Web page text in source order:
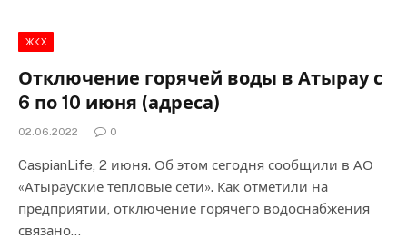
ЖКХ
Отключение горячей воды в Атырау с
6 по 10 июня (адреса)
02.06.2022 0
CaspianLife, 2 июня. Об этом сегодня сообщили в АО
«Атырауские тепловые сети». Как отметили на
предприятии, отключение горячего водоснабжения
связано…